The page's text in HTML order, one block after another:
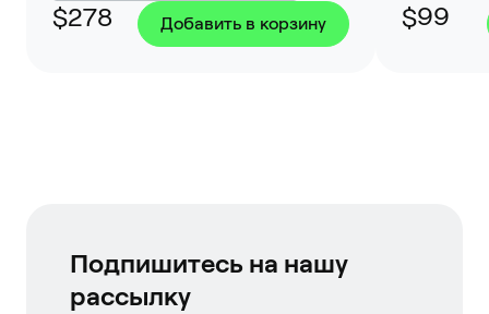
$278 Добавить в корзину $99
Подпишитесь на нашу
рассылку